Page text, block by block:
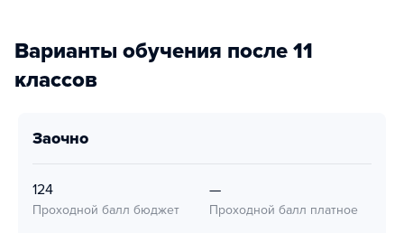
Варианты обучения после 11
классов
заочно
124
Проходной балл бюджет
—
Проходной балл платное